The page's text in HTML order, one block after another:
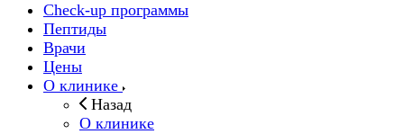
Check-up программы
Пептиды
Врачи
Цены
О клинике
Назад
О клинике